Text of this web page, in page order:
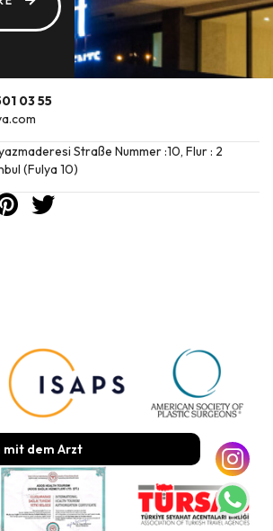
03 55
Straße Nummer :10, Flur : 2
(Fulya 10)
mit dem Arzt